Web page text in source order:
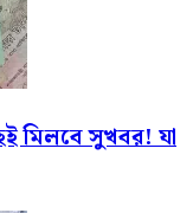
মিলবে সুখবর! যা